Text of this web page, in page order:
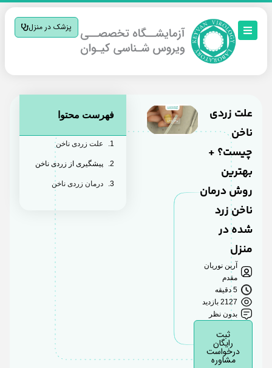
پزشک در منزل
علت زردی
ناخن
چیست؟ +
بهترین
روش درمان
ناخن زرد
شده در
منزل
آرین نوریان
مقدم
5 دقیقه
2127 بازدید
بدون نظر
رایگان
درخواست
مشاوره
فهرست محتوا
علت زردی ناخن
پیشگیری از زردی ناخن
درمان زردی ناخن